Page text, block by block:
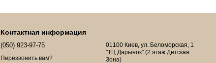
Контактная информация
(050) 923-97-75
Перезвонить вам?
01100 Киев, ул. Беломорская, 1
"ТЦ Дарынок" (2 этаж Детская
Зона)